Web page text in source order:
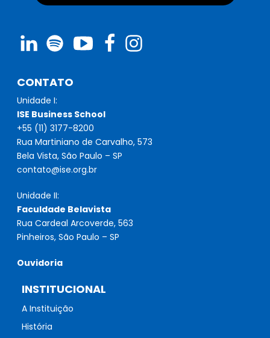
CONTATO
Unidade I:
ISE Business School
+55 (11) 3177-8200
Rua Martiniano de Carvalho, 573
Bela Vista, São Paulo – SP
contato@ise.org.br
Unidade II:
Faculdade Belavista
Rua Cardeal Arcoverde, 563
Pinheiros, São Paulo – SP
Ouvidoria
INSTITUCIONAL
A Instituição
História